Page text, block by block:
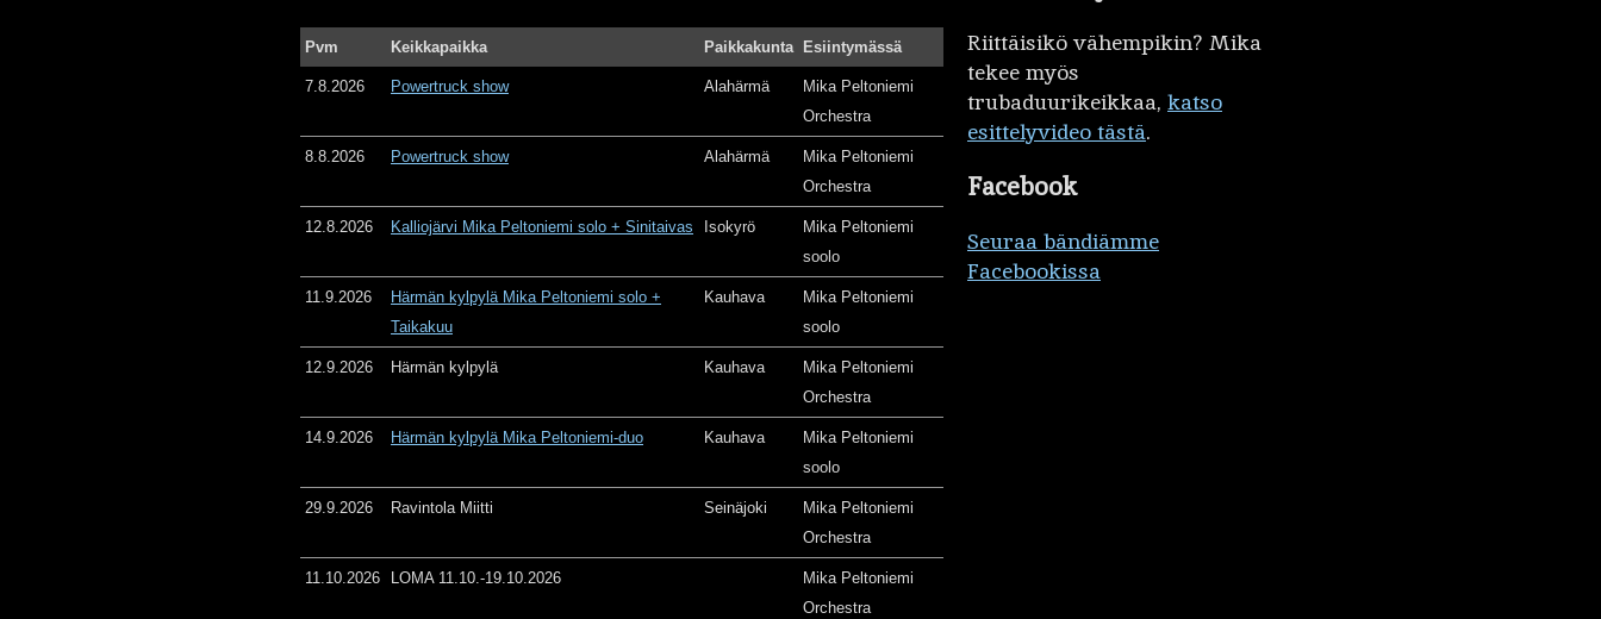
Pvm Keikkapaikka Paikkakunta Esiintymässä
7.8.2026 Powertruck show Alahärmä
Mika Peltoniemi
Orchestra
8.8.2026 Powertruck show Alahärmä
Mika Peltoniemi
Orchestra
12.8.2026 Kalliojärvi Mika Peltoniemi solo + Sinitaivas Isokyrö
Mika Peltoniemi
soolo
11.9.2026
Härmän kylpylä Mika Peltoniemi solo +
Taikakuu
Kauhava
Mika Peltoniemi
soolo
12.9.2026 Härmän kylpylä Kauhava
Mika Peltoniemi
Orchestra
14.9.2026 Härmän kylpylä Mika Peltoniemi-duo Kauhava
Mika Peltoniemi
soolo
29.9.2026 Ravintola Miitti Seinäjoki
Mika Peltoniemi
Orchestra
11.10.2026 LOMA 11.10.-19.10.2026
Mika Peltoniemi
Orchestra
Riittäisikö vähempikin? Mika
tekee myös
trubaduurikeikkaa, katso
esittelyvideo tästä.
Facebook
Seuraa bändiämme
Facebookissa